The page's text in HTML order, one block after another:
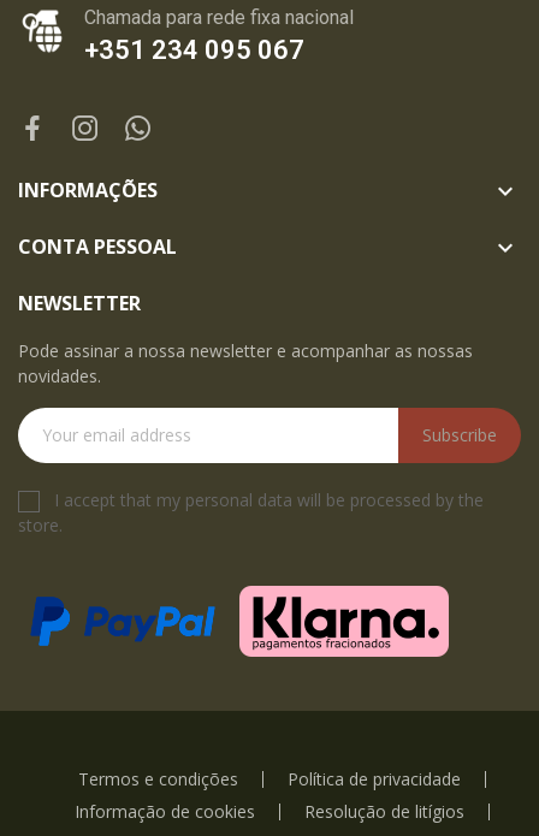
Chamada para rede fixa nacional
+351 234 095 067
INFORMAÇÕES 
CONTA PESSOAL 
NEWSLETTER
Pode assinar a nossa newsletter e acompanhar as nossas
novidades.
Subscribe
I accept that my personal data will be processed by the
store.
Termos e condições
Política de privacidade
Informação de cookies
Resolução de litígios